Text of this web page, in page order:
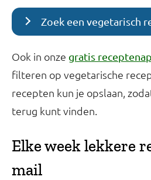
Zoek een vegetarisch
Ook in onze gratis
filteren op vegetarische
recepten kun je opslaan,
terug kunt vinden.
Elke week lekkere
mail